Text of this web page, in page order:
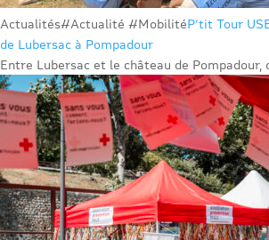
Actualités#Actualité #MobilitéP’tit Tour
de Lubersac à Pompadour
Entre Lubersac et le château de Pompadour,